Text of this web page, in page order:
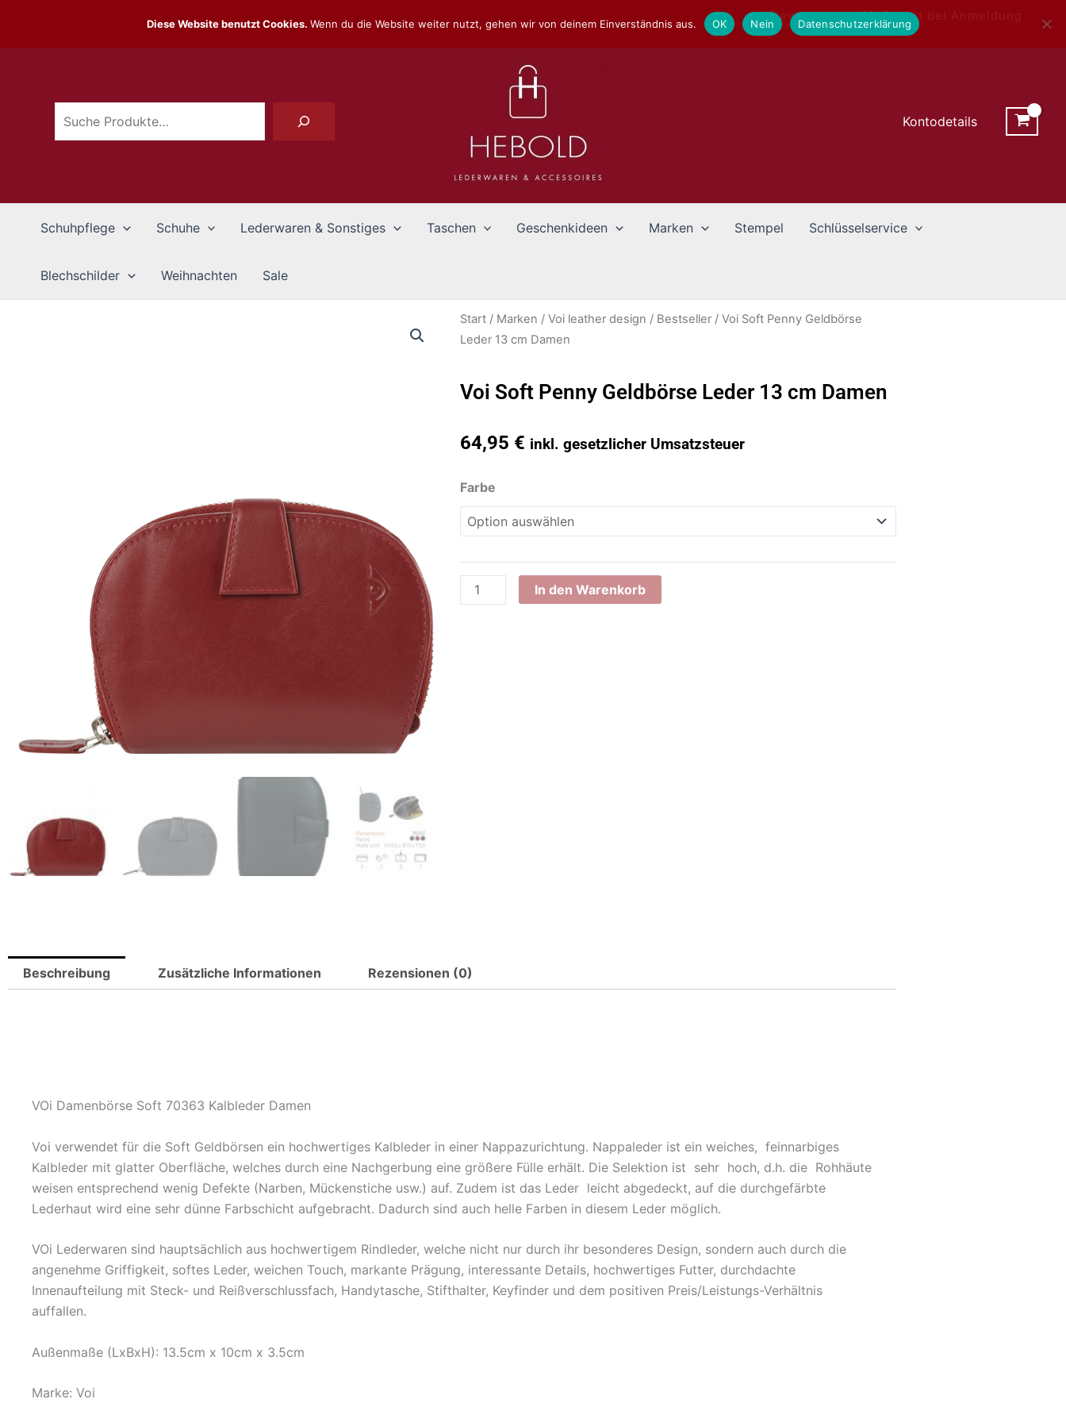
springen
Newsletter - 10% Rabatt bei Anmeldung
Suchen
Kontodetails
Schuhpflege Schuhe Lederwaren & Sonstiges Taschen Geschenkideen Marken Stempel Schlüsselservice
Blechschilder Weihnachten Sale
Start / Marken / Voi leather design / Bestseller / Voi Soft Penny Geldbörse
Leder 13 cm Damen
Voi Soft Penny Geldbörse Leder 13 cm Damen
64,95 € inkl. gesetzlicher Umsatzsteuer
Farbe
Voi
Soft
Penny
Leder
cm
In den Warenkorb
Beschreibung Zusätzliche Informationen Rezensionen (0)
VOi Damenbörse Soft 70363 Kalbleder Damen
Voi verwendet für die Soft Geldbörsen ein hochwertiges Kalbleder in einer Nappazurichtung. Nappaleder ist ein weiches, feinnarbiges
Kalbleder mit glatter Oberfläche, welches durch eine Nachgerbung eine größere Fülle erhält. Die Selektion ist sehr hoch, d.h. die Rohhäute
weisen entsprechend wenig Defekte (Narben, Mückenstiche usw.) auf. Zudem ist das Leder leicht abgedeckt, auf die durchgefärbte
Lederhaut wird eine sehr dünne Farbschicht aufgebracht. Dadurch sind auch helle Farben in diesem Leder möglich.
VOi Lederwaren sind hauptsächlich aus hochwertigem Rindleder, welche nicht nur durch ihr besonderes Design, sondern auch durch die
angenehme Griffigkeit, softes Leder, weichen Touch, markante Prägung, interessante Details, hochwertiges Futter, durchdachte
Innenaufteilung mit Steck- und Reißverschlussfach, Handytasche, Stifthalter, Keyfinder und dem positiven Preis/Leistungs-Verhältnis
auffallen.
Außenmaße (LxBxH): 13.5cm x 10cm x 3.5cm
Marke: Voi
Diese Website benutzt Cookies. Wenn du die Website weiter nutzt, gehen wir von deinem Einverständnis aus. OK Nein Datenschutzerklärung